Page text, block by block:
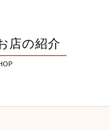
店の紹介